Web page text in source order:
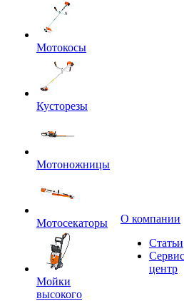
Мотокосы
Кусторезы
Мотоножницы
Мотосекаторы
Мойки
высокого
O компании
Статьи
центр